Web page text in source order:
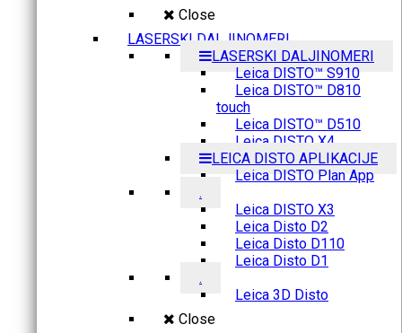
Close
LASERSKI DALJINOMERI
LASERSKI DALJINOMERI
Leica DISTO™ S910
Leica DISTO™ D810
touch
Leica DISTO™ D510
Leica DISTO X4
LEICA DISTO APLIKACIJE
Leica DISTO Plan App
.
Leica DISTO X3
Leica Disto D2
Leica Disto D110
Leica Disto D1
.
Leica 3D Disto
Close